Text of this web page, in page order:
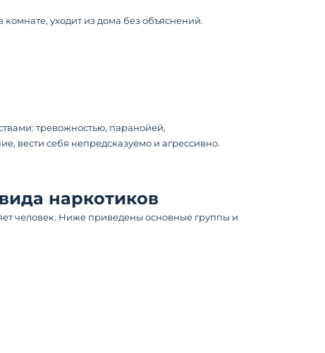
уходит из дома без объяснений.
тревожностью, паранойей,
вести себя непредсказуемо и агрессивно.
наркотиков
человек. Ниже приведены основные группы и